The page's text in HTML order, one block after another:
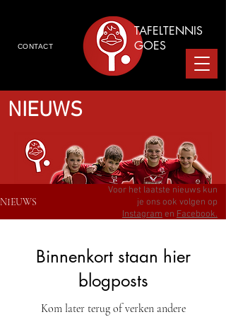
CONTACT
TAFELTENNIS
GOES
NIEUWS
NIEUWS
Binnenkort staan hier
blogposts
Kom later terug of verken andere
Voor het laatste nieuws kun
je ons ook volgen op
Instagram en Facebook.